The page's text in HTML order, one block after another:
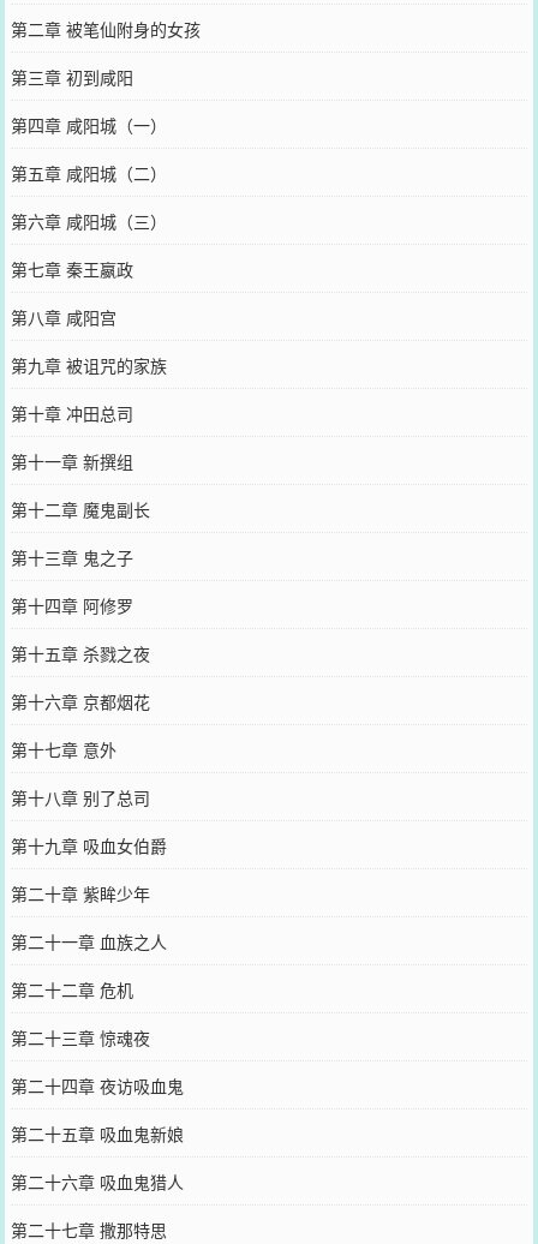
第二章 被笔仙附身的女孩
第三章 初到咸阳
第四章 咸阳城（一）
第五章 咸阳城（二）
第六章 咸阳城（三）
第七章 秦王嬴政
第八章 咸阳宫
第九章 被诅咒的家族
第十章 冲田总司
第十一章 新撰组
第十二章 魔鬼副长
第十三章 鬼之子
第十四章 阿修罗
第十五章 杀戮之夜
第十六章 京都烟花
第十七章 意外
第十八章 别了总司
第十九章 吸血女伯爵
第二十章 紫眸少年
第二十一章 血族之人
第二十二章 危机
第二十三章 惊魂夜
第二十四章 夜访吸血鬼
第二十五章 吸血鬼新娘
第二十六章 吸血鬼猎人
第二十七章 撒那特思